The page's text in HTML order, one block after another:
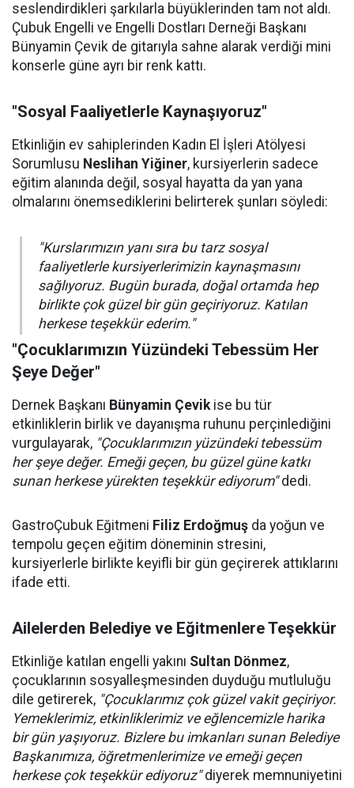
seslendirdikleri şarkılarla büyüklerinden tam not aldı.
Çubuk Engelli ve Engelli Dostları Derneği Başkanı
Bünyamin Çevik de gitarıyla sahne alarak verdiği mini
konserle güne ayrı bir renk kattı.
"Sosyal Faaliyetlerle Kaynaşıyoruz"
Etkinliğin ev sahiplerinden Kadın El İşleri Atölyesi
Sorumlusu Neslihan Yiğiner, kursiyerlerin sadece
eğitim alanında değil, sosyal hayatta da yan yana
olmalarını önemsediklerini belirterek şunları söyledi:
"Kurslarımızın yanı sıra bu tarz sosyal
faaliyetlerle kursiyerlerimizin kaynaşmasını
sağlıyoruz. Bugün burada, doğal ortamda hep
birlikte çok güzel bir gün geçiriyoruz. Katılan
herkese teşekkür ederim."
"Çocuklarımızın Yüzündeki Tebessüm Her
Şeye Değer"
Dernek Başkanı Bünyamin Çevikise bu tür
etkinliklerin birlik ve dayanışma ruhunu perçinlediğini
vurgulayarak, "Çocuklarımızın yüzündeki tebessüm
her şeye değer. Emeği geçen, bu güzel güne katkı
sunan herkese yürekten teşekkür ediyorum"dedi.
GastroÇubuk Eğitmeni Filiz Erdoğmuş da yoğun ve
tempolu geçen eğitim döneminin stresini,
kursiyerlerle birlikte keyifli bir gün geçirerek attıklarını
ifade etti.
Ailelerden Belediye ve Eğitmenlere Teşekkür
Etkinliğe katılan engelli yakını Sultan Dönmez,
çocuklarının sosyalleşmesinden duyduğu mutluluğu
dile getirerek, "Çocuklarımız çok güzel vakit geçiriyor.
Yemeklerimiz, etkinliklerimiz ve eğlencemizle harika
bir gün yaşıyoruz. Bizlere bu imkanları sunan Belediye
Başkanımıza, öğretmenlerimize ve emeği geçen
herkese çok teşekkür ediyoruz"diyerek memnuniyetini